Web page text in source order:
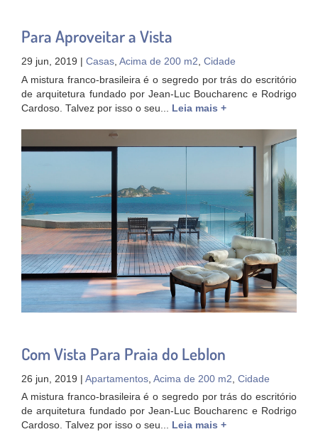
Para Aproveitar a Vista
29 jun, 2019 | Casas, Acima de 200 m2, Cidade
A mistura franco-brasileira é o segredo por trás do escritório
de arquitetura fundado por Jean-Luc Boucharenc e Rodrigo
Cardoso. Talvez por isso o seu...
Leia mais +
Com Vista Para Praia do Leblon
26 jun, 2019 | Apartamentos Acima de 200 m2 Cidade
A mistura franco-brasileira é o segredo por trás do escritório
de arquitetura fundado por Jean-Luc Boucharenc e Rodrigo
Cardoso. Talvez por isso o seu... Leia mais +